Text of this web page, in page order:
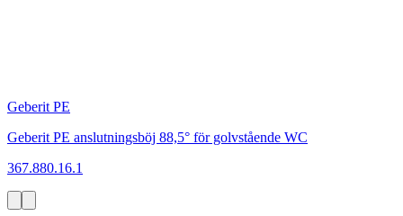
Geberit PE
Geberit PE anslutningsböj 88,5° för golvstående WC
367.880.16.1